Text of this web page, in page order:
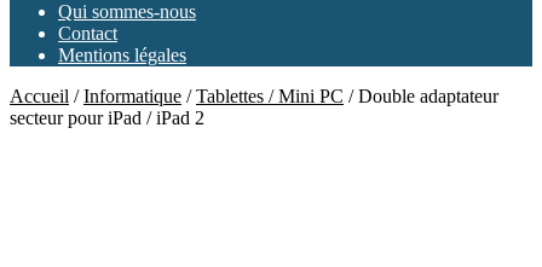
Qui sommes-nous
Contact
Mentions légales
Accueil /Informatique /Tablettes / Mini PC /Double adaptateur
secteur pour iPad / iPad 2